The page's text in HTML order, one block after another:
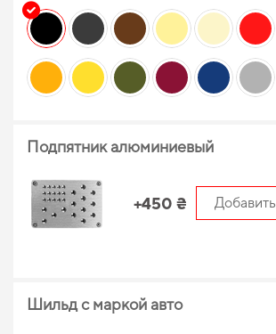
Подпятник алюминиевый
+450 ₴ Добавить
Шильд с маркой авто